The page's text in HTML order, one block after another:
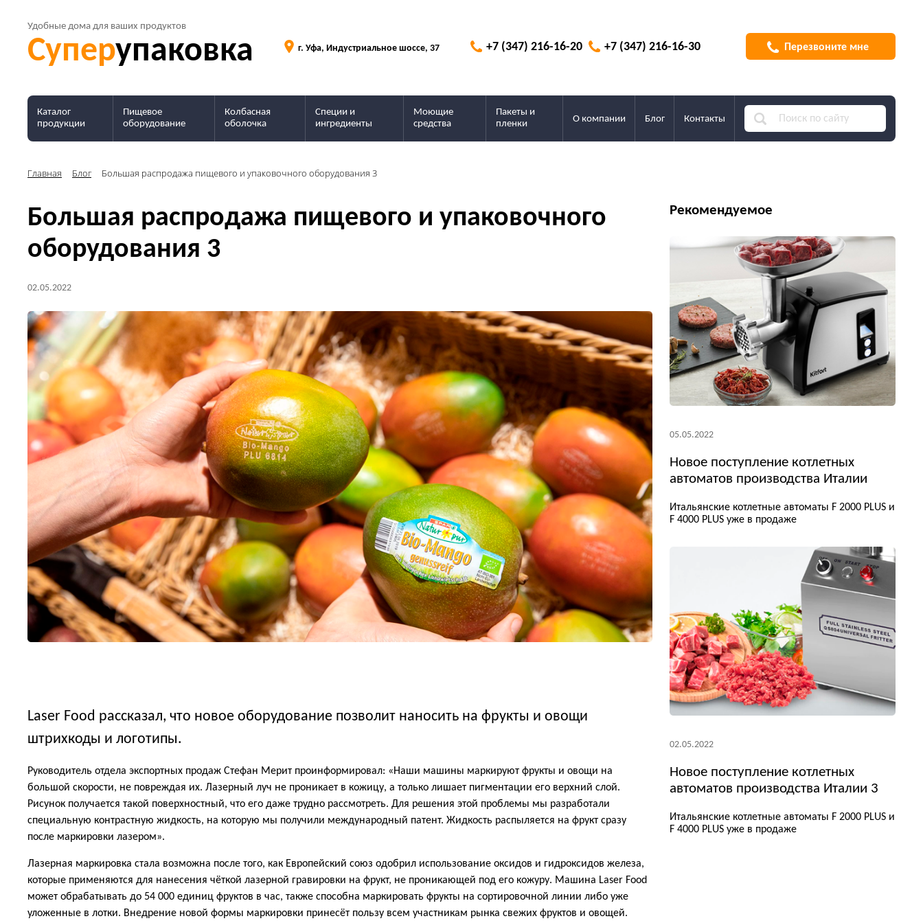
Удобные дома для ваших продуктов
Суперупаковка г. Уфа, Индустриальное шоссе, 37 +7 (347) 216-16-20 +7 (347) 216-16-30 Перезвоните мне
Каталог
продукции
Пищевое
оборудование
Колбасная
оболочка
Специи и
ингредиенты
Моющие
средства
Пакеты и
пленки
О компании Блог Контакты
Главная Блог Большая распродажа пищевого и упаковочного оборудования 3
Большая распродажа пищевого и упаковочного
оборудования 3
02.05.2022
Laser Food рассказал, что новое оборудование позволит наносить на фрукты и овощи
штрихкоды и логотипы.
Руководитель отдела экспортных продаж Стефан Мерит проинформировал: «Наши машины маркируют фрукты и овощи на
большой скорости, не повреждая их. Лазерный луч не проникает в кожицу, а только лишает пигментации его верхний слой.
Рисунок получается такой поверхностный, что его даже трудно рассмотреть. Для решения этой проблемы мы разработали
специальную контрастную жидкость, на которую мы получили международный патент. Жидкость распыляется на фрукт сразу
после маркировки лазером».
Лазерная маркировка стала возможна после того, как Европейский союз одобрил использование оксидов и гидроксидов железа,
которые применяются для нанесения чёткой лазерной гравировки на фрукт, не проникающей под его кожуру. Машина Laser Food
может обрабатывать до 54 000 единиц фруктов в час, также способна маркировать фрукты на сортировочной линии либо уже
уложенные в лотки. Внедрение новой формы маркировки принесёт пользу всем участникам рынка свежих фруктов и овощей.
Рекомендуемое
05.05.2022
Новое поступление котлетных
автоматов производства Италии
Итальянские котлетные автоматы F 2000 PLUS и
F 4000 PLUS уже в продаже
02.05.2022
Новое поступление котлетных
автоматов производства Италии 3
Итальянские котлетные автоматы F 2000 PLUS и
F 4000 PLUS уже в продаже